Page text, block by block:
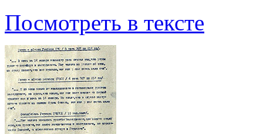
Посмотреть в тексте